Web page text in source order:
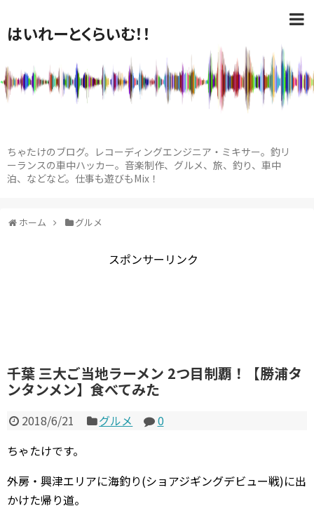
はいれーとくらいむ！！
ちゃたけのブログ。レコーディングエンジニア・ミキサー。釣リ
ーランスの車中ハッカー。音楽制作、グルメ、旅、釣り、車中
泊、などなど。仕事も遊びもMix！
ホーム グルメ
スポンサーリンク
千葉 三大ご当地ラーメン 2つ目制覇！【勝浦タ
ンタンメン】食べてみた
2018/6/21 グルメ
0
ちゃたけです。
外房・興津エリアに海釣り(ショアジギングデビュー戦)に出
かけた帰り道。